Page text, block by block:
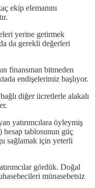
ekip elemanını
yerine getirmek
da gerekli değerleri
finansman bitmeden
endişelerimiz başlıyor.
diğer ücretlerle alakalı
yatırımcılara öyleymiş
hesap tablosunun güç
sağlamak için yeterli
gördük. Doğal
münasebetsiz